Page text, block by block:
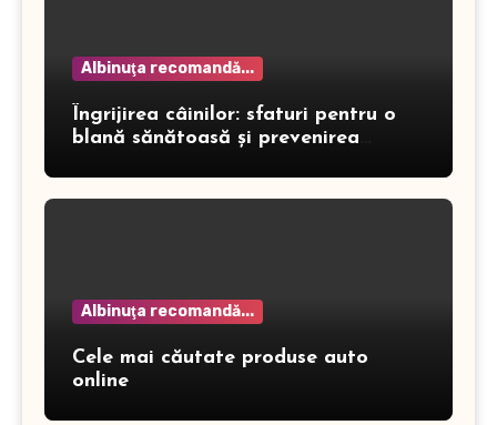
Albinuţa recomandă...
Îngrijirea câinilor: sfaturi pentru o
blană sănătoasă și prevenirea
Albinuţa recomandă...
Cele mai căutate produse auto
online